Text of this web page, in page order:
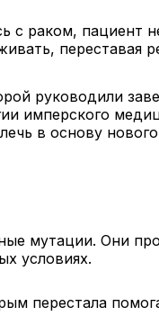
с раком, пациент
переставая
руководили
имперского
в основу
мутации. Они
условиях.
перестала